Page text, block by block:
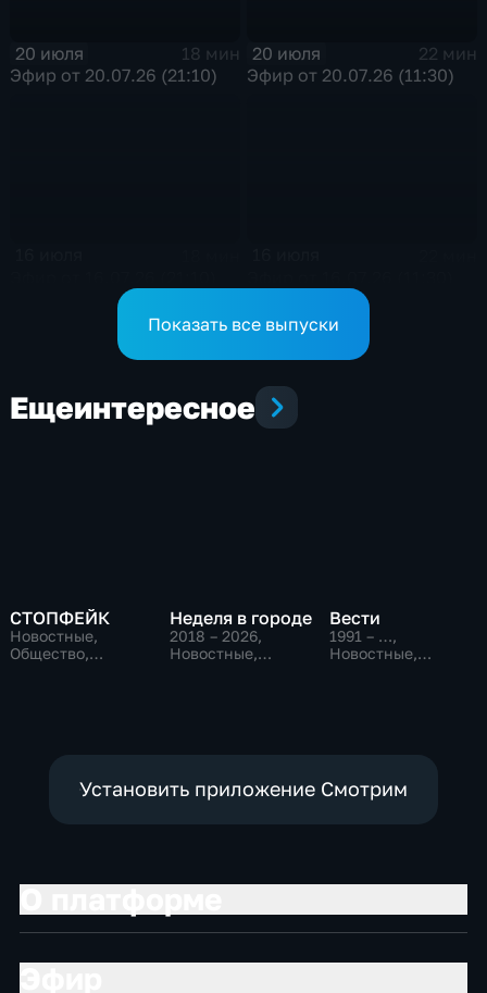
20 июля
18 мин
Эфир от 20.07.26 (21:10)
20 июля
22 мин
Эфир от 20.07.26 (11:30)
Показать все выпуски
Ещеинтересное
СТОПФЕЙК
Новостные,
Общество,
Неделя в городе
2018 – 2026,
Новостные,
Вести
1991 – …,
Новостные,
Установить приложение Смотрим